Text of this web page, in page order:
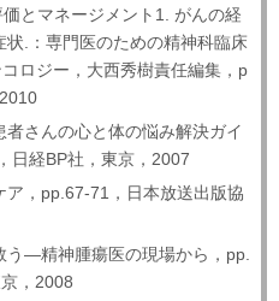
とマネージメント1. がんの経
.：専門医のための精神科臨床
ロジー，大西秀樹責任編集，p
さんの心と体の悩み解決ガイ
日経BP社，東京，2007
ア，pp.67-71，日本放送出版協
う―精神腫瘍医の現場から，pp.
，2008